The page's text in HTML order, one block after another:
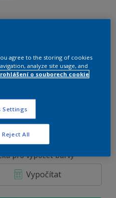
Plus
10 L
pro výpočet barvy
Vypočítat
agree to the storing of cookies
analyze site usage, and
o souborech cookie
Settings
Reject All